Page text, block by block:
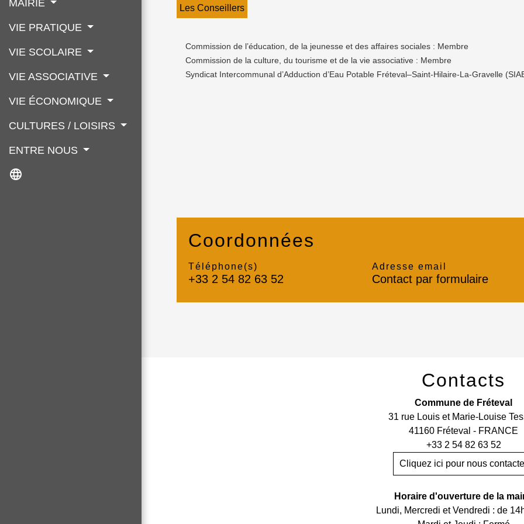
MAIRIE
VIE PRATIQUE
VIE SCOLAIRE
VIE ASSOCIATIVE
VIE ÉCONOMIQUE
CULTURES / LOISIRS
ENTRE NOUS
language
Les Conseillers
Commission de l’éducation, de la jeunesse et des affaires sociales : Membre
Commission de la culture, du tourisme et de la vie associative : Membre
Syndicat Intercommunal d’Adduction d’Eau Potable Fréteval–Saint-Hilaire-La-Gravelle
Coordonnées
Téléphone(s)
+33 2 54 82 63 52
Adresse email
Contact par formulaire
Contacts
Commune de Fréteval
31 rue Louis et Marie-Louise
41160 Fréteval - FRANCE
+33 2 54 82 63 52
Cliquez ici pour nous
Horaire d'ouverture de la
Lundi, Mercredi et Vendredi : de